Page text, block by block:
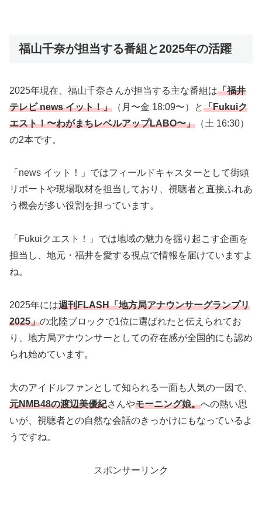
福山千奈が担当する番組と2025年の活躍
2025年現在、福山千奈さんが担当する主な番組は「福井
テレビ news イット！」 （月〜金 18:09〜）と「Fukuiク
エスト！〜わがまちレベルアップLABO〜」 （土 16:30）
の2本です。
「news イット！」ではフィールドキャスターとして街頭
リポートや現場取材を担当しており、視聴者と直接ふれあ
う機会が多い役割を担っています。
「Fukuiクエスト！」では地域の魅力を掘り起こす企画を
担当し、地元・福井を愛する視点で情報を届けていますよ
ね。
2025年には週刊FLASH「地方局アナウンサーグランプリ
2025」の北陸ブロックで1位に選ばれたと伝えられてお
り、地方局アナウンサーとしての存在感が全国的にも認め
られ始めています。
大のアイドルファンとして知られる一面も人気の一因で、
元NMB48の渡辺美優紀さんやモーニング娘。への熱い思
いが、視聴者との自然な会話のきっかけにもなっているよ
うですね。
スポンサーリンク